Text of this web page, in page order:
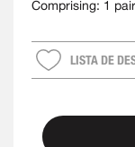
Comprising: 1
LISTA DE